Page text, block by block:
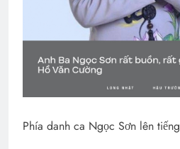
Phía danh ca Ngọc Sơn lên tiếng